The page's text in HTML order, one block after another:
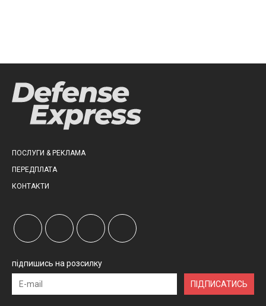
ПОСЛУГИ & РЕКЛАМА
ПЕРЕДПЛАТА
КОНТАКТИ
підпишись на розсилку
ПІДПИСАТИСЬ